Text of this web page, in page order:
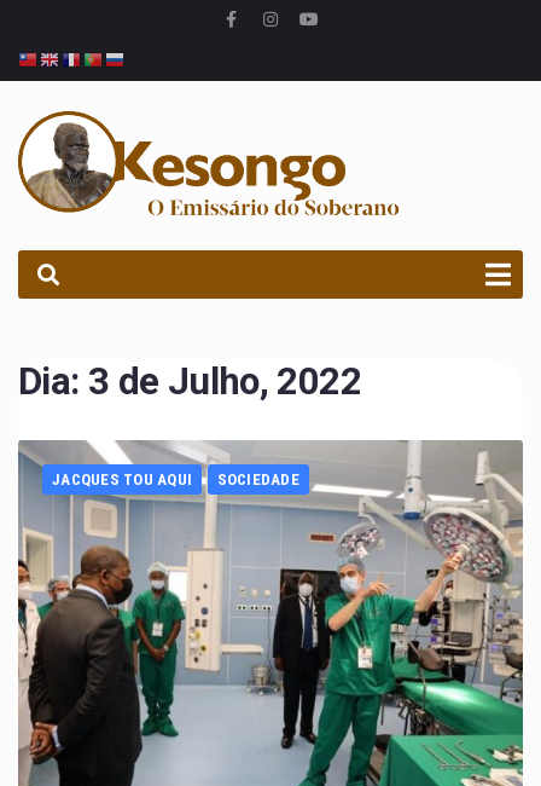
Dia: 3 de Julho, 2022
JACQUES TOU AQUI SOCIEDADE
PROCURAR